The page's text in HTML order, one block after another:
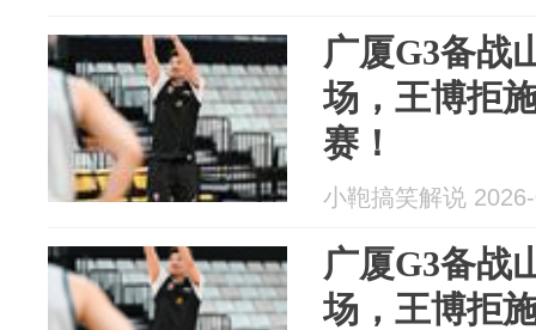
广厦G3备战
场，王博拒
赛！
小鞄搞笑解说
广厦G3备战
场，王博拒